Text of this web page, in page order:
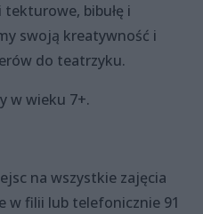
bibułę i
swoją kreatywność i
do teatrzyku.
w wieku 7+.
na wszystkie zajęcia
w filii lub telefonicznie 91